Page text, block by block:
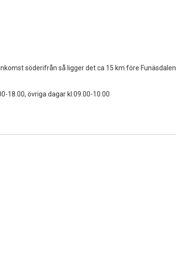
söderifrån så ligger det ca 15 km före Funäsdalen.
18.00, övriga dagar kl.09.00-10.00